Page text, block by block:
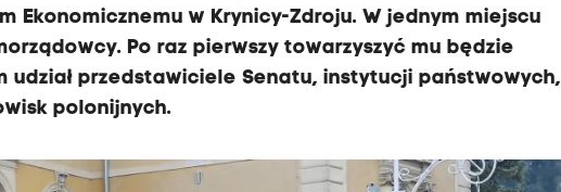
Ekonomicznemu w Krynicy-Zdroju. W jednym miejscu
Po raz pierwszy towarzyszyć mu będzie
udział przedstawiciele Senatu, instytucji państwowych,
polonijnych.